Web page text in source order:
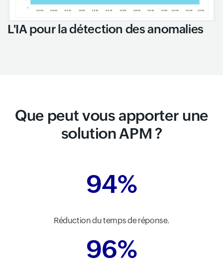
L'IA pour la détection des anomalies
Que peut vous apporter une
solution APM ?
94%
Réduction du temps de réponse.
96%